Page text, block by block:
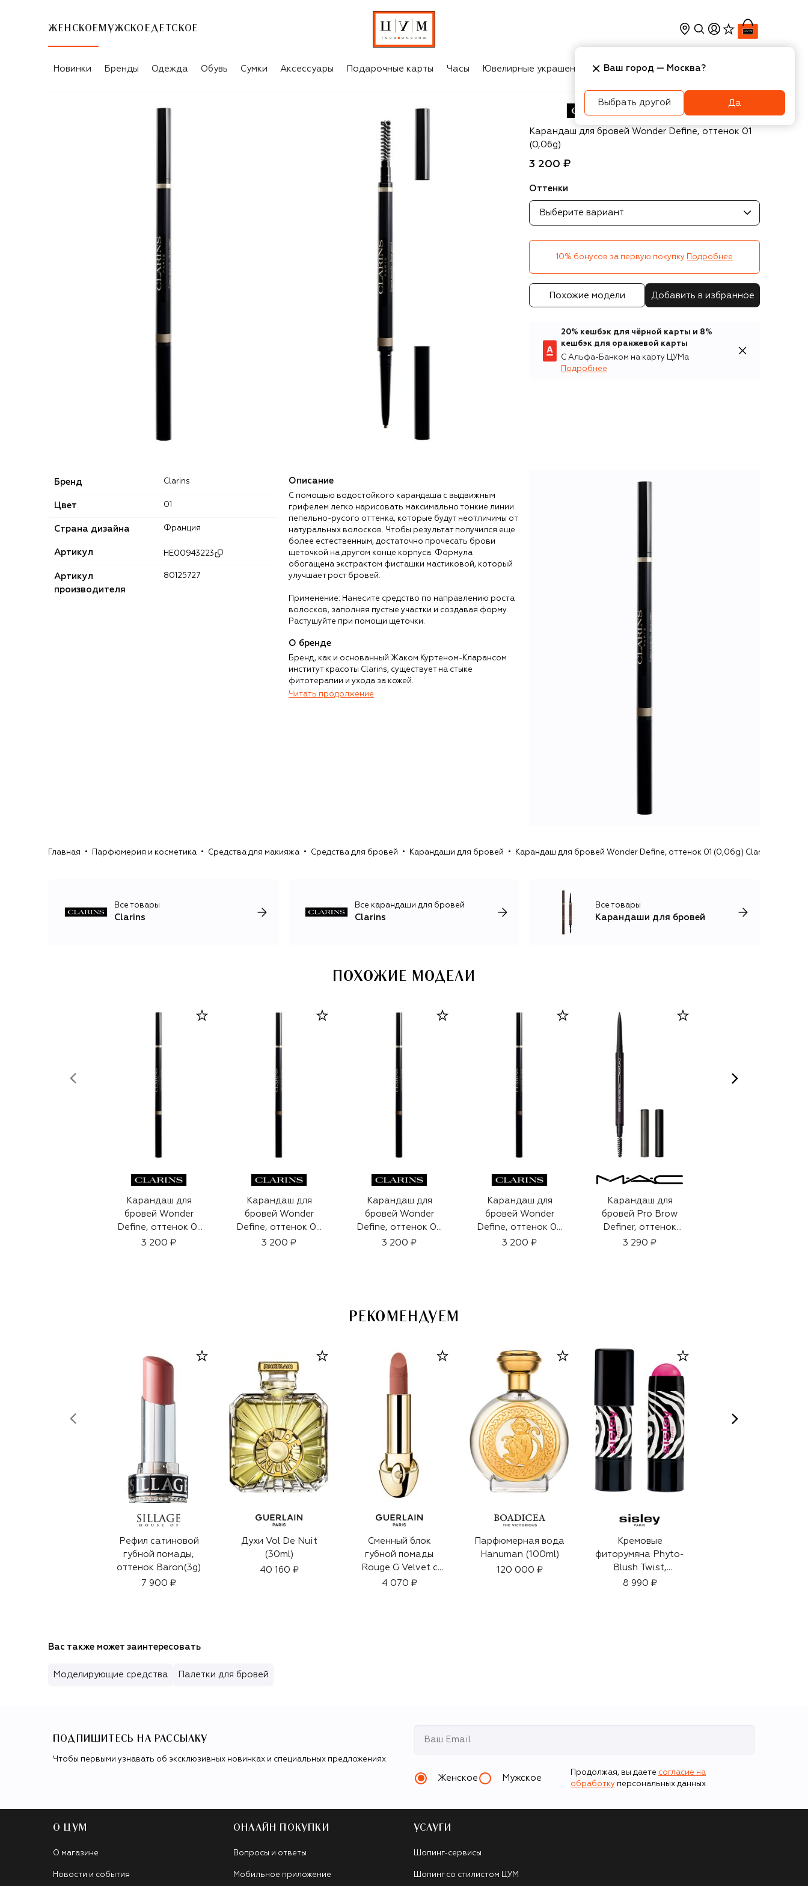
ЖЕНСКОЕ МУЖСКОЕ ДЕТСКОЕ
Новинки Бренды Одежда Обувь Сумки Аксессуары Подарочные карты Часы Ювелирные украшения Косметика Интерьер
Clarins
Карандаш для бровей Wonder Define, оттенок 01
(0,06g)
3 200 ₽
Оттенки
Выберите вариант
10% бонусов за первую покупку Подробнее
Похожие модели Добавить в избранное
20% кешбэк для чёрной карты и 8%
кешбэк для оранжевой карты
С Альфа-Банком на карту ЦУМа
Подробнее
Бренд Clarins
Цвет 01
Страна дизайна Франция
Артикул HE00943223
Артикул
производителя
80125727
Описание
С помощью водостойкого карандаша с выдвижным
грифелем легко нарисовать максимально тонкие линии
пепельно-русого оттенка, которые будут неотличимы от
натуральных волосков. Чтобы результат получился еще
более естественным, достаточно прочесать брови
щеточкой на другом конце корпуса. Формула
обогащена экстрактом фисташки мастиковой, который
улучшает рост бровей.
Применение: Нанесите средство по направлению роста
волосков, заполняя пустые участки и создавая форму.
Растушуйте при помощи щеточки.
О бренде
Бренд, как и основанный Жаком Куртеном-Кларансом
институт красоты Clarins, существует на стыке
фитотерапии и ухода за кожей.
растительным экстрактам. Растения в формулах Clarins
– активный инструмент, эффективность которого
Читать продолжение
Главная Парфюмерия и косметика Средства для макияжа Средства для бровей Карандаши для бровей Карандаш для бровей Wonder Define, оттенок 01 (0,06g) Clarins
Все товары
Clarins
Все карандаши для бровей
Clarins
Все товары
Карандаши для бровей
ПОХОЖИЕ МОДЕЛИ
Карандаш для
бровей Wonder
Define, оттенок 01
(0,06g)
3 200 ₽
Карандаш для
бровей Wonder
Define, оттенок 02
(0,06g)
3 200 ₽
Карандаш для
бровей Wonder
Define, оттенок 03
(0,06g)
3 200 ₽
Карандаш для
бровей Wonder
Define, оттенок 04
(0,06g)
3 200 ₽
Карандаш для
бровей Pro Brow
Definer, оттенок
Genuine Aubergine
3 290 ₽
РЕКОМЕНДУЕМ
Рефил сатиновой
губной помады,
оттенок Baron(3g)
7 900 ₽
Духи Vol De Nuit
(30ml)
40 160 ₽
Сменный блок
губной помады
Rouge G Velvet с
матовым финишем,
4 070 ₽
Парфюмерная вода
Hanuman (100ml)
120 000 ₽
Кремовые
фиторумяна Phyto-
Blush Twist,
оттенок 2 Fushia
8 990 ₽
Вас также может заинтересовать
Моделирующие средства Палетки для бровей
ПОДПИШИТЕСЬ НА РАССЫЛКУ
Чтобы первыми узнавать об эксклюзивных новинках и специальных предложениях
Женское Мужское
Продолжая, вы даете согласие на
обработку персональных данных
О ЦУМ
О магазине
Новости и события
ОНЛАЙН ПОКУПКИ
Вопросы и ответы
Мобильное приложение
УСЛУГИ
Шопинг-сервисы
Шопинг со стилистом ЦУМ
Ваш город — Москва?
Выбрать другой Да